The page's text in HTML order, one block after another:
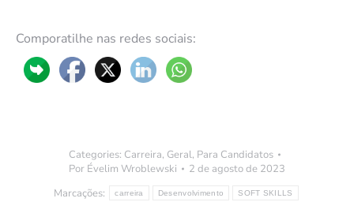
Comporatilhe nas redes sociais:
Categories: Carreira, Geral, Para Candidatos
Por Évelim Wroblewski
2 de agosto de 2023
Marcações:
carreira Desenvolvimento SOFT SKILLS